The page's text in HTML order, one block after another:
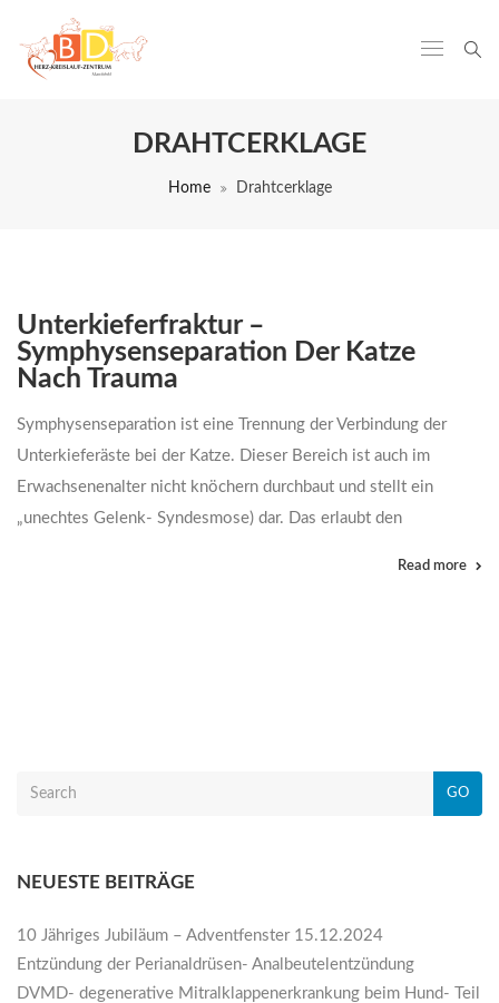
DRAHTCERKLAGE
Home Drahtcerklage
Unterkieferfraktur –
Symphysenseparation Der Katze
Nach Trauma
Symphysenseparation ist eine Trennung der Verbindung der
Unterkieferäste bei der Katze. Dieser Bereich ist auch im
Erwachsenenalter nicht knöchern durchbaut und stellt ein
„unechtes Gelenk- Syndesmose) dar. Das erlaubt den
Read more
GO
NEUESTE BEITRÄGE
10 Jähriges Jubiläum – Adventfenster 15.12.2024
Entzündung der Perianaldrüsen- Analbeutelentzündung
DVMD- degenerative Mitralklappenerkrankung beim Hund- Teil